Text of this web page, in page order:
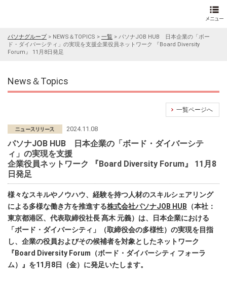
パソナグループ> NEWS＆TOPICS > 一覧 > パソナJOB HUB 日本企業の「ボー
ド・ダイバーシティ」の実現を支援企業役員ネットワーク 『Board Diversity
Forum』 11月8日発足
News＆Topics
一覧ページへ
2024.11.08
パソナJOB HUB 日本企業の「ボード・ダイバーシテ
ィ」の実現を支援
企業役員ネットワーク 『Board Diversity Forum』 11月8
日発足
様々なスキルやノウハウ、経験を持つ人材のスキルシェアリング
による多様な働き方を推進する株式会社パソナJOB HUB （本社：
東京都港区、代表取締役社長 髙木 元義）は、日本企業における
「ボード・ダイバーシティ」（取締役会の多様性）の実現を目指
し、企業の役員およびその候補者を対象としたネットワーク
『Board Diversity Forum（ボード・ダイバーシティ フォーラ
ム）』を11月8日（金）に発足いたします。